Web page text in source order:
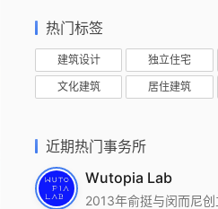
热门标签
建筑设计 独立住宅
文化建筑 居住建筑
近期热门事务所
Wutopia Lab
2013年俞挺与闵而尼